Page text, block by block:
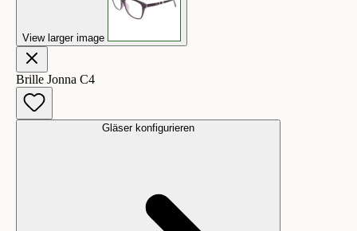
View larger image
Brille Jonna C4
Gläser konfigurieren